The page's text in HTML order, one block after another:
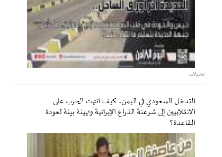
تحليلات
التدخل السعودي في اليمن.. كيف انتهت الحرب على
الانقلابيين إلى شرعنة الذراع الإيرانية وتهيئة بيئة لعودة
القاعدة؟